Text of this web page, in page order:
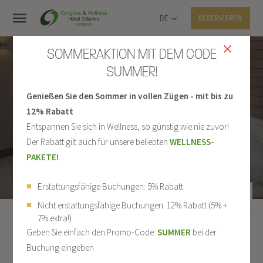
DE RESERVIEREN
WELLNESS-PAKET FÜR
ZWEI PERSONEN MIT
HALBPENSION
1 / 1 ALLE PAKETE
SOMMERAKTION MIT DEM CODE
SUMMER!
Genießen Sie den Sommer in vollen Zügen - mit bis zu
12% Rabatt
Entspannen Sie sich in Wellness, so günstig wie nie zuvor!
Der Rabatt gilt auch für unsere beliebtenWELLNESS-
PAKETE!
Erstattungsfähige Buchungen: 5% Rabatt
Nicht erstattungsfähige Buchungen: 12% Rabatt (5% +
7% extra!)
Geben Sie einfach den Promo-Code:SUMMER bei der
Buchung eingeben